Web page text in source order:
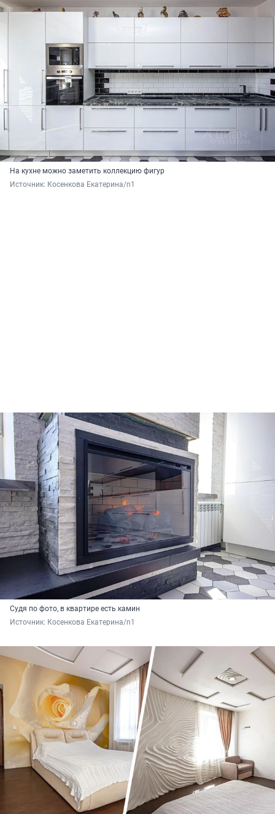
На кухне можно заметить коллекцию фигур
Источник: Косенкова Екатерина/n1
Судя по фото, в квартире есть камин
Источник: Косенкова Екатерина/n1